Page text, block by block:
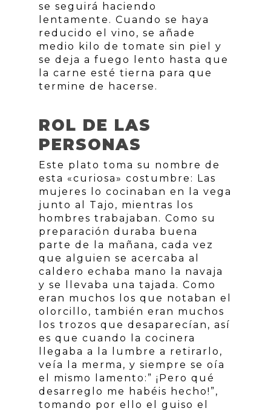
se seguirá haciendo
lentamente. Cuando se haya
reducido el vino, se añade
medio kilo de tomate sin piel y
se deja a fuego lento hasta que
la carne esté tierna para que
termine de hacerse.
ROL DE LAS
PERSONAS
Este plato toma su nombre de
esta «curiosa» costumbre: Las
mujeres lo cocinaban en la vega
junto al Tajo, mientras los
hombres trabajaban. Como su
preparación duraba buena
parte de la mañana, cada vez
que alguien se acercaba al
caldero echaba mano la navaja
y se llevaba una tajada. Como
eran muchos los que notaban el
olorcillo, también eran muchos
los trozos que desaparecían, así
es que cuando la cocinera
llegaba a la lumbre a retirarlo,
veía la merma, y siempre se oía
el mismo lamento:” ¡Pero qué
desarreglo me habéis hecho!”,
tomando por ello el guiso el